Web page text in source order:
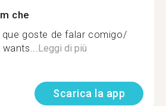
che
que goste de falar comigo/
Leggi di più
Scarica la app